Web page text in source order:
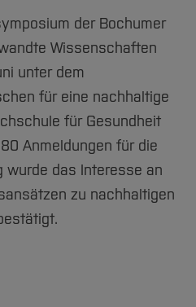
der Bochumer
Wissenschaften
unter dem
für eine nachhaltige
für Gesundheit
Anmeldungen für die
wurde das Interesse an
zu nachhaltigen